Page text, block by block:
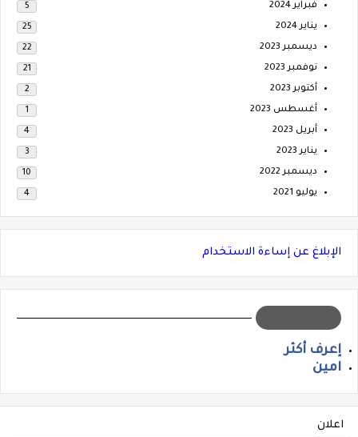
فبراير 2024 5
يناير 2024 25
ديسمبر 2023 22
نوفمبر 2023 21
أكتوبر 2023 2
أغسطس 2023 1
أبريل 2023 4
يناير 2023 3
ديسمبر 2022 10
يوليو 2021 4
الإبلاغ عن إساءة الاستخدام
إعرف أكثر
امين
اعلان